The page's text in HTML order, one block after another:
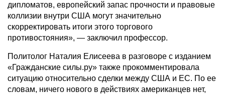
дипломатов, европейский запас прочности и правовые
коллизии внутри США могут значительно
скорректировать итоги этого торгового
противостояния», — заключил профессор.
Политолог Наталия Елисеева в разговоре с изданием
«Гражданские силы.ру» также прокомментировала
ситуацию относительно сделки между США и ЕС. По ее
словам, ничего нового в действиях американцев нет,